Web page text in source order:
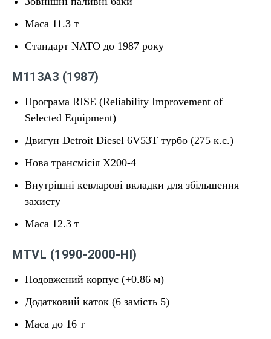
Маса 11.3 т
Стандарт NATO до 1987 року
M113A3 (1987)
Програма RISE (Reliability Improvement of
Selected Equipment)
Двигун Detroit Diesel 6V53T турбо (275 к.с.)
Нова трансмісія X200-4
Внутрішні кевларові вкладки для збільшення
захисту
Маса 12.3 т
MTVL (1990-2000-НІ)
Подовжений корпус (+0.86 м)
Додатковий каток (6 замість 5)
Маса до 16 т